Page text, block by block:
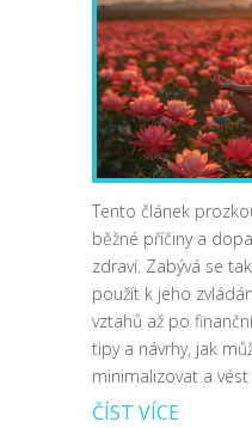
Tento článek
běžné příčiny a
zdraví. Zabývá se
použít k jeho
vztahů až po
tipy a návrhy, jak
minimalizovat a vést
ČÍST VÍCE